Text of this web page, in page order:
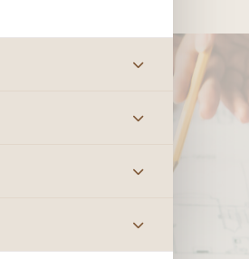
nelze přiřadit
což vám